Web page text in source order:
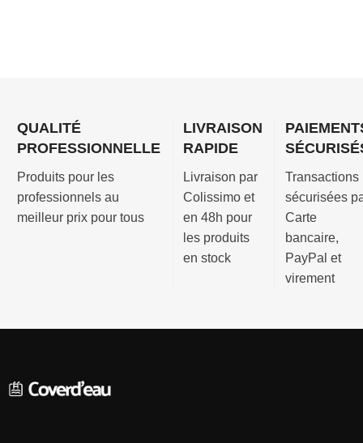
d'autres
matières
légères)
et à
maintenir
et
Panneau
La
La
contre-
bride
coloris
Longueur
300mm
Pour
refoulement
modèles
QUALITÉ
PROFESSIONNELLE
Produits pour les
professionnels au
meilleur prix pour tous
LIVRAISON
RAPIDE
Livraison par
Colissimo et
en 48h pour
les produits
en stock
Transactions
sécurisées
Carte
bancaire,
PayPal et
virement